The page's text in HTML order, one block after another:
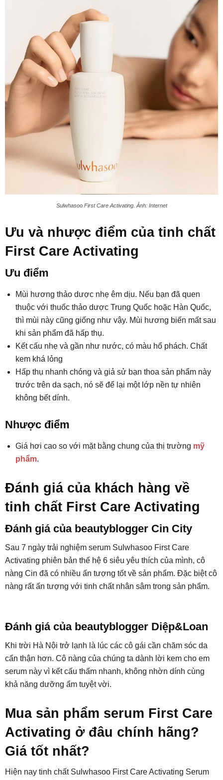
Sulwhasoo First Care Activating. Ảnh: Internet
Ưu và nhược điểm của tinh chất
First Care Activating
Ưu điểm
Mùi hương thảo dược nhẹ êm dịu. Nếu bạn đã quen
thuộc với thuốc thảo dược Trung Quốc hoặc Hàn Quốc,
thì mùi này cũng giống như vậy. Mùi hương biến mất sau
khi sản phẩm đã hấp thụ.
Kết cấu nhẹ và gần như nước, có màu hổ phách. Chất
kem khá lỏng
Hấp thụ nhanh chóng và giả sử bạn thoa sản phẩm này
trước trên da sạch, nó sẽ để lại một lớp nền tự nhiên
không bết dính.
Nhược điểm
Giá hơi cao so với mặt bằng chung của thị trường mỹ
phẩm.
Đánh giá của khách hàng về
tinh chất First Care Activating
Đánh giá của beautyblogger Cin City
Sau 7 ngày trải nghiệm serum Sulwhasoo First Care
Activating phiên bản thế hệ 6 siêu yêu thích của mình, cô
nàng Cin đã có nhiều ấn tượng tốt về sản phẩm. Đặc biệt cô
nàng rất ấn tượng với tinh chất nhân sâm trong sản phẩm.
Đánh giá của beautyblogger Diệp&Loan
Khi trời Hà Nội trở lạnh là lúc các cô gái cần chăm sóc da
cẩn thận hơn. Cô nàng của chúng ta dành lời kem cho em
serum này vì kết cấu thấm nhanh, không nhờn dính cùng
khả năng dưỡng ẩm tuyệt vời.
Mua sản phẩm serum First Care
Activating ở đâu chính hãng?
Giá tốt nhất?
Hiện nay tinh chất Sulwhasoo First Care Activating Serum